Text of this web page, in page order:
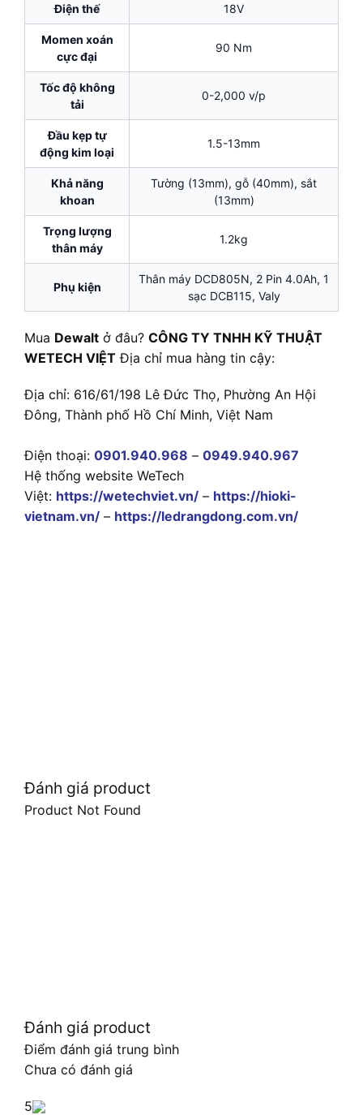
Điện thế 18V
Momen xoán
cực đại
90 Nm
Tốc độ không
tải
0-2,000 v/p
Đầu kẹp tự
động kim loại
1.5-13mm
Khả năng
khoan
Tường (13mm), gỗ (40mm), sắt
(13mm)
Trọng lượng
thân máy
1.2kg
Phụ kiện
Thân máy DCD805N, 2 Pin 4.0Ah, 1
sạc DCB115, Valy
Mua Dewalt ở đâu? CÔNG TY TNHH KỸ THUẬT
WETECH VIỆT Địa chỉ mua hàng tin cậy:
Địa chỉ: 616/61/198 Lê Đức Thọ, Phường An Hội
Đông, Thành phố Hồ Chí Minh, Việt Nam
Điện thoại: 0901.940.968 – 0949.940.967
Hệ thống website WeTech
Việt: https://wetechviet.vn/ – https://hioki-
vietnam.vn/ – https://ledrangdong.com.vn/
Đánh giá product
Product Not Found
Đánh giá product
Điểm đánh giá trung bình
Chưa có đánh giá
5